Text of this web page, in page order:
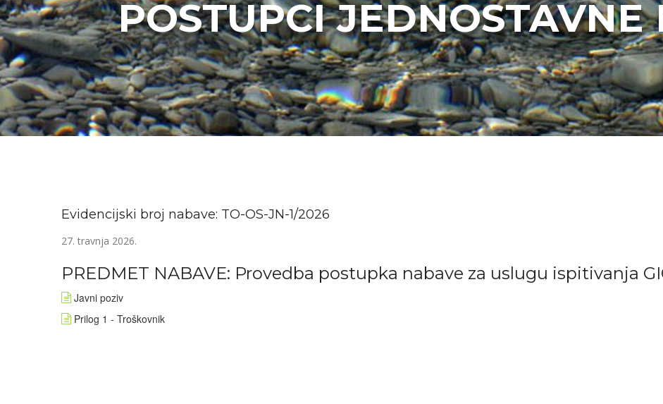
POSTUPCI JEDNOSTAVNE
Evidencijski broj nabave: TO-OS-JN-1/2026
27. travnja 2026.
PREDMET NABAVE: Provedba postupka nabave za uslugu ispitivanja
Javni poziv
Prilog 1 - Troškovnik